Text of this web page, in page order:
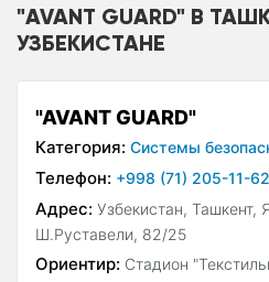
"AVANT GUARD" В
УЗБЕКИСТАНЕ
"AVANT GUARD"
Категория: Системы
Телефон: +998 (71) 205-11-62
Адрес: Узбекистан, Ташкент,
Ш.Руставели, 82/25
Ориентир: Стадион